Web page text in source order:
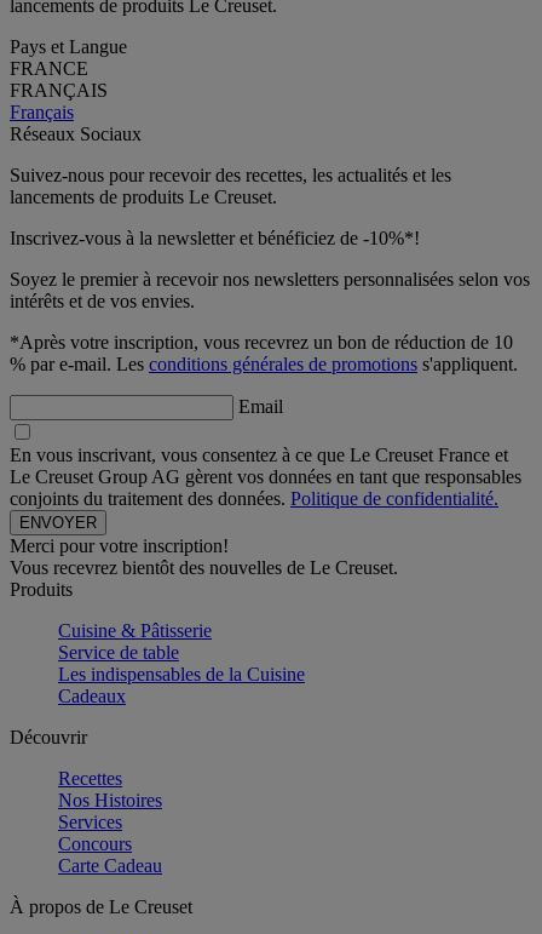
lancements de produits Le Creuset.
Pays et Langue
FRANCE
FRANÇAIS
Français
Réseaux Sociaux
Suivez-nous pour recevoir des recettes, les actualités et les
lancements de produits Le Creuset.
Inscrivez-vous à la newsletter et bénéficiez de -10%*!
Soyez le premier à recevoir nos newsletters personnalisées selon vos
intérêts et de vos envies.
*Après votre inscription, vous recevrez un bon de réduction de 10
% par e-mail. Les conditions générales de promotions s'appliquent.
Email
En vous inscrivant, vous consentez à ce que Le Creuset France et
Le Creuset Group AG gèrent vos données en tant que responsables
conjoints du traitement des données. Politique de confidentialité.
Merci pour votre inscription!
Vous recevrez bientôt des nouvelles de Le Creuset.
Produits
Cuisine & Pâtisserie
Service de table
Les indispensables de la Cuisine
Cadeaux
Découvrir
Recettes
Nos Histoires
Services
Concours
Carte Cadeau
À propos de Le Creuset